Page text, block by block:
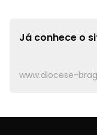
Já conhece o
www.diocese-